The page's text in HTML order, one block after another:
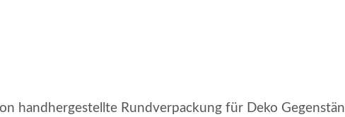
handhergestellte Rundverpackung für Deko